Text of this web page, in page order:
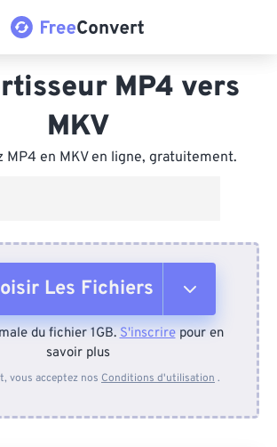
MP4 vers
MKV
MP4 en MKV en ligne, gratuitement.
Les Fichiers
Depuis l'appareil
du fichier 1GB.S'inscrirepour en
savoir plus
vous acceptez nos Conditions d'utilisation .